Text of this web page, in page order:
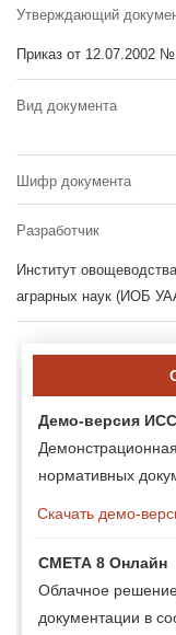
Утверждающий
Приказ от 12.07.2002
Вид документа
Шифр документа
Разработчик
Институт
аграрных наук (ИОБ
Демо-версия
нормативных
Скачать демо-
СМЕТА 8 Онлайн
Облачное
документации в